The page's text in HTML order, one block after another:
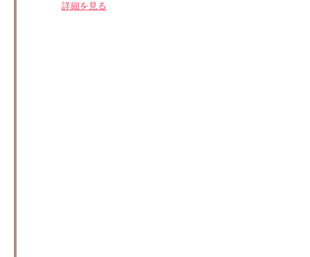
詳細を見る